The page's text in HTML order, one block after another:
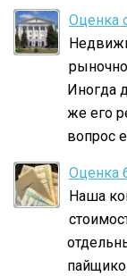
Оценка
Иногда
же его
вопрос
Оценка
Наша